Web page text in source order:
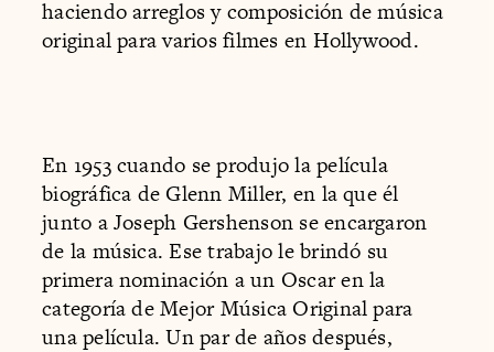
haciendo arreglos y composición de música
original para varios filmes en Hollywood.
En 1953 cuando se produjo la película
biográfica de Glenn Miller, en la que él
junto a Joseph Gershenson se encargaron
de la música. Ese trabajo le brindó su
primera nominación a un Oscar en la
categoría de Mejor Música Original para
una película. Un par de años después,